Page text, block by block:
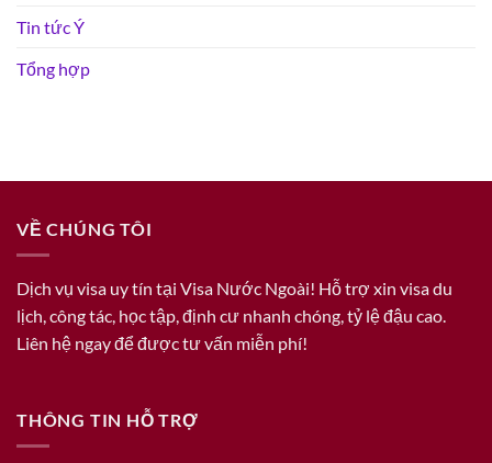
Tin tức Ý
Tổng hợp
VỀ CHÚNG TÔI
Dịch vụ visa uy tín tại Visa Nước Ngoài! Hỗ trợ xin visa du
lịch, công tác, học tập, định cư nhanh chóng, tỷ lệ đậu cao.
Liên hệ ngay để được tư vấn miễn phí!
THÔNG TIN HỖ TRỢ